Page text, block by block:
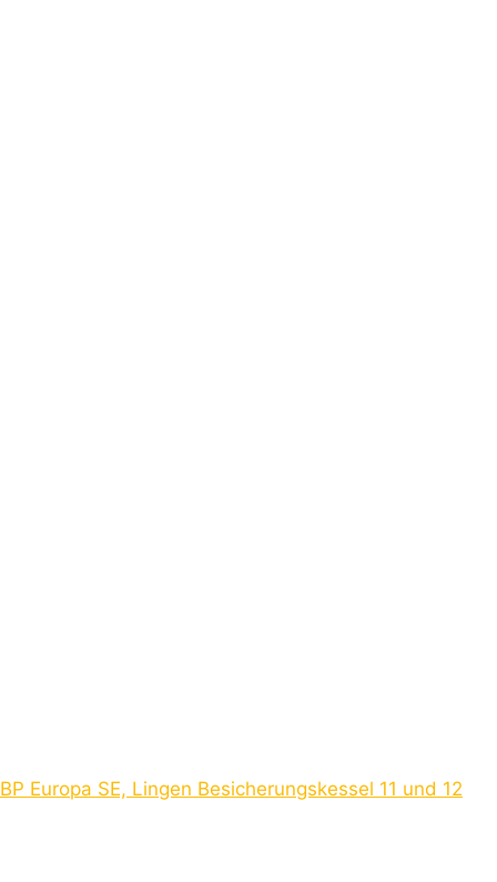
BP Europa SE, Lingen Besicherungskessel 11 und 12